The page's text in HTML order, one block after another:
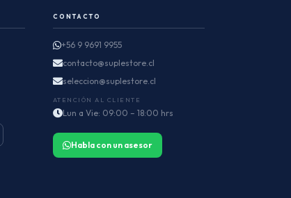
CONTACTO
+56 9 9691 9955
contacto@suplestore.cl
seleccion@suplestore.cl
ATENCIÓN AL CLIENTE
Lun a Vie: 09:00 – 18:00 hrs
Habla con un asesor